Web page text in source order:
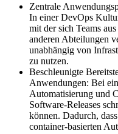
Zentrale
In einer DevOps
mit der sich Teams
anderen Abteilungen
unabhängig von
zu nutzen.
Beschleunigte
Anwendungen: Bei
Automatisierung und
Software-Releases
können. Dadurch,
container-basierten